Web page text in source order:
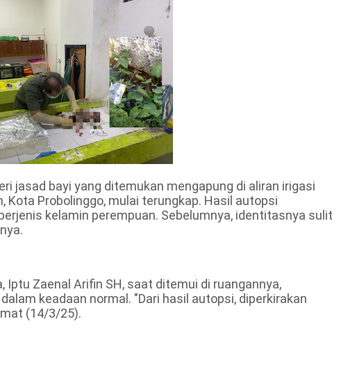
jasad bayi yang ditemukan mengapung di aliran irigasi
Kota Probolinggo, mulai terungkap. Hasil autopsi
kelamin perempuan. Sebelumnya, identitasnya sulit
Iptu Zaenal Arifin SH, saat ditemui di ruangannya,
keadaan normal. "Dari hasil autopsi, diperkirakan
(14/3/25).